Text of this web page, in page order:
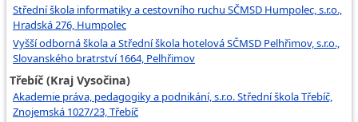
Střední škola informatiky a cestovního ruchu SČMSD Humpolec, s.r.o.,
Hradská 276, Humpolec
Vyšší odborná škola a Střední škola hotelová SČMSD Pelhřimov, s.r.o.,
Slovanského bratrství 1664, Pelhřimov
Třebíč (Kraj Vysočina)
Akademie práva, pedagogiky a podnikání, s.r.o. Střední škola Třebíč,
Znojemská 1027/23, Třebíč